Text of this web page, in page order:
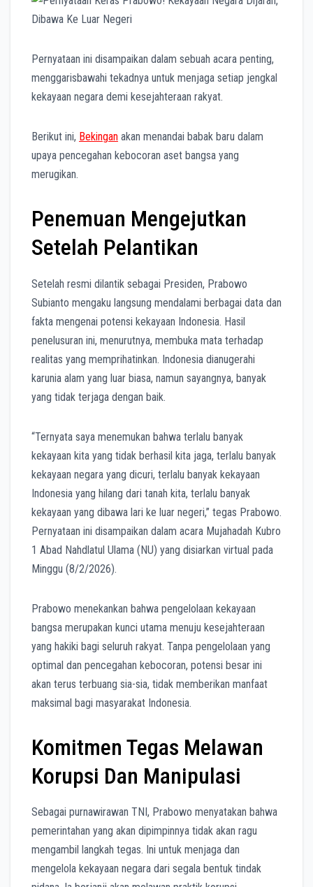
Pernyataan ini disampaikan dalam sebuah acara penting,
menggarisbawahi tekadnya untuk menjaga setiap jengkal
kekayaan negara demi kesejahteraan rakyat.
Berikut ini, Bekingan akan menandai babak baru dalam
upaya pencegahan kebocoran aset bangsa yang
merugikan.
Penemuan Mengejutkan
Setelah Pelantikan
Setelah resmi dilantik sebagai Presiden, Prabowo
Subianto mengaku langsung mendalami berbagai data dan
fakta mengenai potensi kekayaan Indonesia. Hasil
penelusuran ini, menurutnya, membuka mata terhadap
realitas yang memprihatinkan. Indonesia dianugerahi
karunia alam yang luar biasa, namun sayangnya, banyak
yang tidak terjaga dengan baik.
“Ternyata saya menemukan bahwa terlalu banyak
kekayaan kita yang tidak berhasil kita jaga, terlalu banyak
kekayaan negara yang dicuri, terlalu banyak kekayaan
Indonesia yang hilang dari tanah kita, terlalu banyak
kekayaan yang dibawa lari ke luar negeri,” tegas Prabowo.
Pernyataan ini disampaikan dalam acara Mujahadah Kubro
1 Abad Nahdlatul Ulama (NU) yang disiarkan virtual pada
Minggu (8/2/2026).
Prabowo menekankan bahwa pengelolaan kekayaan
bangsa merupakan kunci utama menuju kesejahteraan
yang hakiki bagi seluruh rakyat. Tanpa pengelolaan yang
optimal dan pencegahan kebocoran, potensi besar ini
akan terus terbuang sia-sia, tidak memberikan manfaat
maksimal bagi masyarakat Indonesia.
Komitmen Tegas Melawan
Korupsi Dan Manipulasi
Sebagai purnawirawan TNI, Prabowo menyatakan bahwa
pemerintahan yang akan dipimpinnya tidak akan ragu
mengambil langkah tegas. Ini untuk menjaga dan
mengelola kekayaan negara dari segala bentuk tindak